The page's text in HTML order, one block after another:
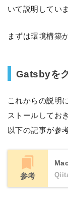
いて説明していま
まずは環境構築
Gatsbyを
これからの説明
ストールしてお
以下の記事が参
参考